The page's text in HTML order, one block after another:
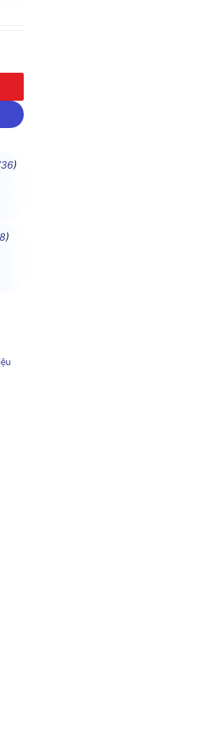
3 GIỜ số lượng
)
)